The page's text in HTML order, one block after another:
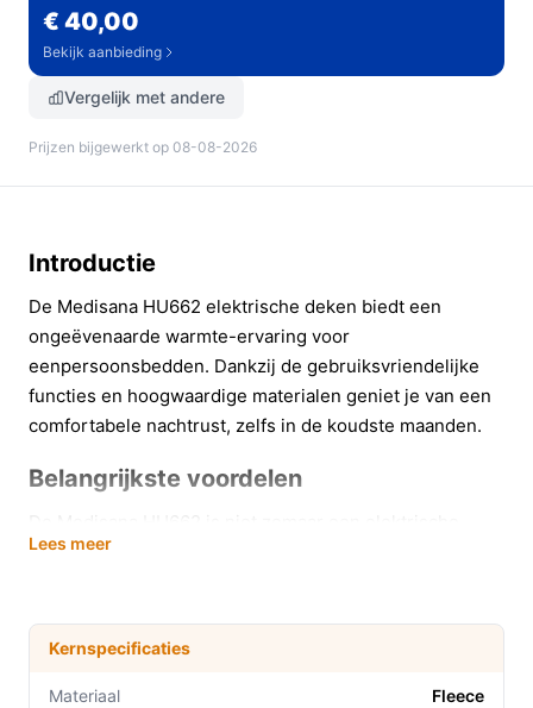
€ 40,00
Bekijk aanbieding
Vergelijk met andere
Prijzen bijgewerkt op 08-08-2026
Introductie
De Medisana HU662 elektrische deken biedt een
ongeëvenaarde warmte-ervaring voor
eenpersoonsbedden. Dankzij de gebruiksvriendelijke
functies en hoogwaardige materialen geniet je van een
comfortabele nachtrust, zelfs in de koudste maanden.
Belangrijkste voordelen
deken; het is ontworpen met het oog op jouw comfort
**Turboverwarming**: Geniet binnen enkele
minuten van aangename warmte, ideaal voor een
snelle opwarming van je bed.
Lees meer
Kernspecificaties
Materiaal Fleece